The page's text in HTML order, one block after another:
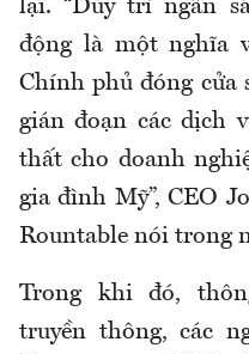
lại. “Duy trì ngân
động là một nghĩa
Chính phủ đóng cửa
gián đoạn các dịch
thất cho doanh
gia đình Mỹ”, CEO
Rountable nói trong
Trong khi đó,
truyền thông, các